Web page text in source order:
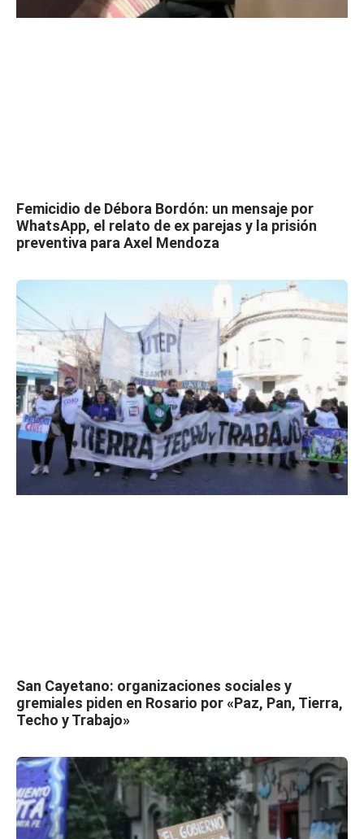
Femicidio de Débora Bordón: un mensaje por
WhatsApp, el relato de ex parejas y la prisión
preventiva para Axel Mendoza
San Cayetano: organizaciones sociales y
gremiales piden en Rosario por «Paz, Pan, Tierra,
Techo y Trabajo»